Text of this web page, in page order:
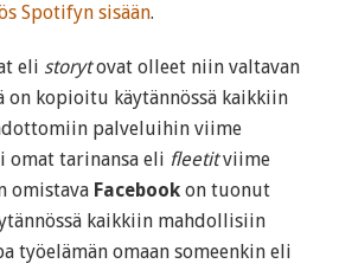
Spotifyn sisään.
eli storytovat olleet niin valtavan
kopioitu käytännössä kaikkiin
palveluihin viime
omat tarinansa eli fleetitviime
omistava Facebook on tuonut
kaikkiin mahdollisiin
työelämän omaan someenkin eli